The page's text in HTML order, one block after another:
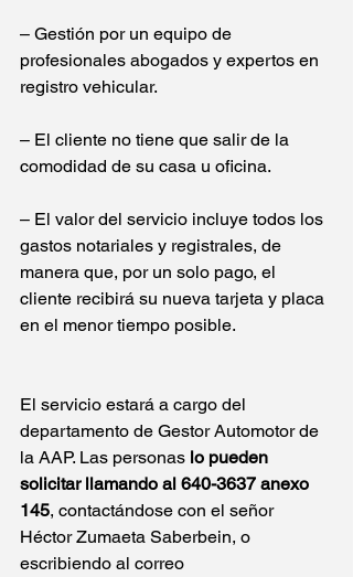
– Gestión por un equipo de
profesionales abogados y expertos en
registro vehicular.
– El cliente no tiene que salir de la
comodidad de su casa u oficina.
– El valor del servicio incluye todos los
gastos notariales y registrales, de
manera que, por un solo pago, el
cliente recibirá su nueva tarjeta y placa
en el menor tiempo posible.
El servicio estará a cargo del
departamento de Gestor Automotor de
la AAP. Las personas lo pueden
solicitar llamando al 640-3637 anexo
145, contactándose con el señor
Héctor Zumaeta Saberbein, o
escribiendo al correo